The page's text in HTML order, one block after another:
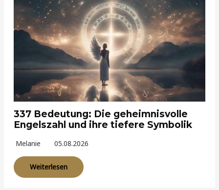
337 Bedeutung: Die geheimnisvolle
Engelszahl und ihre tiefere Symbolik
Melanie 05.08.2026
Weiterlesen